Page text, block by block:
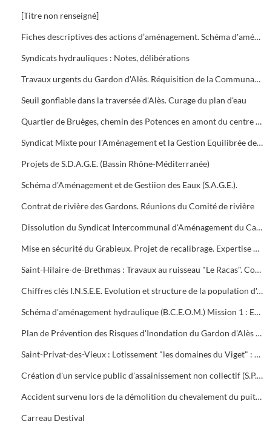
[Titre non renseigné]
Fiches descriptives des actions d’aménagement. Schéma d'aménagement hydraulique du territoire de l'Agglo
Syndicats hydrauliques : Notes, délibérations
Travaux urgents du Gardon d'Alès. Réquisition de la Communauté d'Agglomération du Grand Alès du 25 septembre 2002.
Seuil gonflable dans la traversée d'Alès. Curage du plan d'eau
Quartier de Bruèges, chemin des Potences en amont du centre hospitalier : Création d'un bassin écrêteur de crues
Syndicat Mixte pour l'Aménagement et la Gestion Equilibrée des Gardons (S.M.A.G.E.)
Projets de S.D.A.G.E. (Bassin Rhône-Méditerranée)
Schéma d'Aménagement et de Gestiion des Eaux (S.A.G.E.).
Contrat de rivière des Gardons. Réunions du Comité de rivière
Dissolution du Syndicat Intercommunal d'Aménagement du Carriol et des affluents des Gardons d'Alès et d'ANDUZE
Mise en sécurité du Grabieux. Projet de recalibrage. Expertise B.C.E.O.M., enquête publique, travaux
Saint-Hilaire-de-Brethmas : Travaux au ruisseau "Le Racas". Conventions avec les propriétaires. Etudes B.C.E.O.M.
Chiffres clés I.N.S.E.E. Evolution et structure de la population d'Alès et autres communes d'Alès-Agglo (2 mises à jour)
Schéma d'aménagement hydraulique (B.C.E.O.M.) Mission 1 : Extension aux 8 nouvelles communes . Mission 2 : Dossier de synthèse
Plan de Prévention des Risques d'Inondation du Gardon d'Alès (P.P.R.I.)
Saint-Privat-des-Vieux : Lotissement "les domaines du Viget" : Autorisation de lotir, plans de bornage et de récolement
Création d'un service public d'assainissement non collectif (S.P.A.N.C.)
Accident survenu lors de la démolition du chevalement du puits Destival.
Carreau Destival